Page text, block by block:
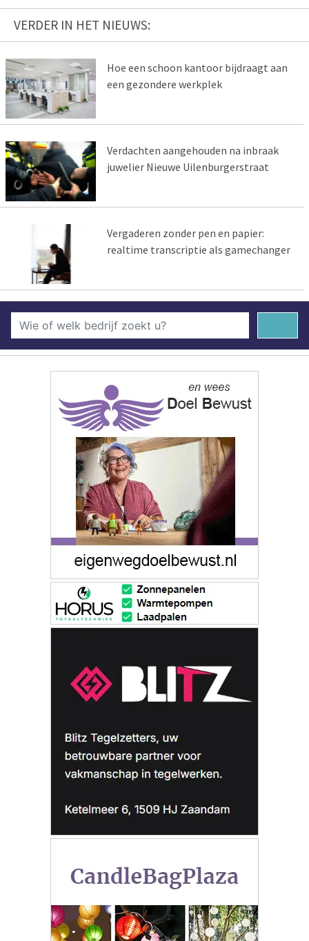
VERDER IN HET NIEUWS:
Hoe een schoon kantoor bijdraagt aan
een gezondere werkplek
Verdachten aangehouden na inbraak
juwelier Nieuwe Uilenburgerstraat
Vergaderen zonder pen en papier:
realtime transcriptie als gamechanger